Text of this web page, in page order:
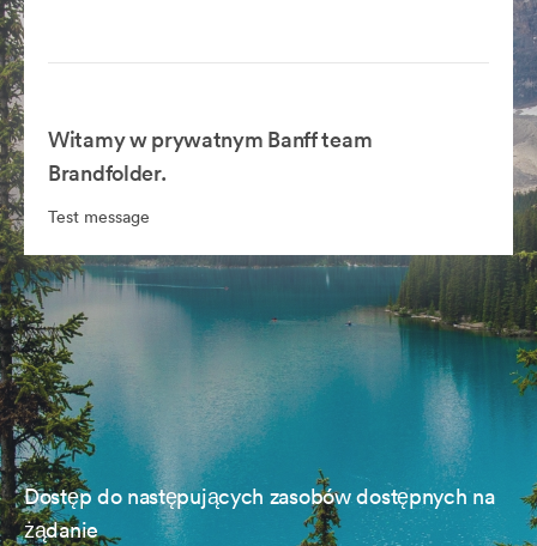
Witamy w prywatnym Banff team
Brandfolder.
Test message
Dostęp do następujących zasobów dostępnych na
żądanie